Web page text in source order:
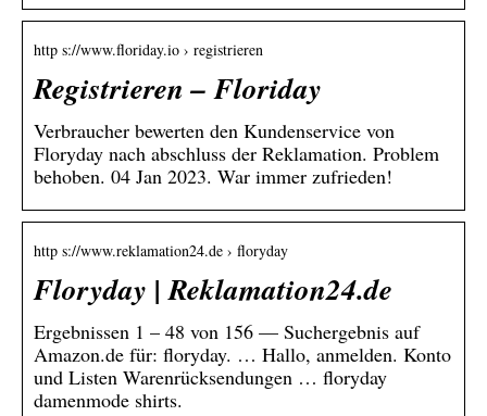
http s://www.floriday.io › registrieren
Registrieren – Floriday
Verbraucher bewerten den Kundenservice von
Floryday nach abschluss der Reklamation. Problem
behoben. 04 Jan 2023. War immer zufrieden!
http s://www.reklamation24.de › floryday
Floryday | Reklamation24.de
Ergebnissen 1 – 48 von 156 — Suchergebnis auf
Amazon.de für: floryday. … Hallo, anmelden. Konto
und Listen Warenrücksendungen … floryday
damenmode shirts.